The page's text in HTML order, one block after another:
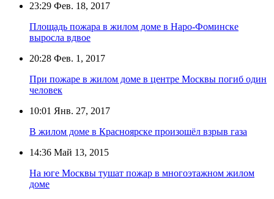
23:29 Фев. 18, 2017
Площадь пожара в жилом доме в Наро-Фоминске
выросла вдвое
20:28 Фев. 1, 2017
При пожаре в жилом доме в центре Москвы погиб один
человек
10:01 Янв. 27, 2017
В жилом доме в Красноярске произошёл взрыв газа
14:36 Май 13, 2015
На юге Москвы тушат пожар в многоэтажном жилом
доме